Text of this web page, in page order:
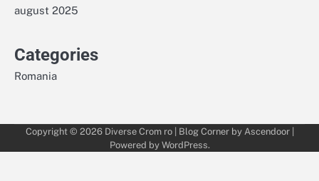
august 2025
Categories
Romania
Copyright © 2026 Diverse Crom ro| Blog Corner by Ascendoor|
Powered by WordPress.